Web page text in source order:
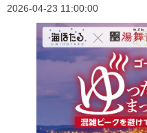
2026-04-23 11:00:00